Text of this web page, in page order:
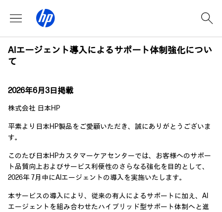
AIエージェント導入によるサポート体制強化につい
て
2026年6月3日掲載
株式会社 日本HP
平素より日本HP製品をご愛顧いただき、誠にありがとうございま
す。
このたび日本HPカスタマーケアセンターでは、お客様へのサポー
ト品質向上およびサービス利便性のさらなる強化を目的として、
2026年 7月中にAIエージェントの導入を実施いたします。
本サービスの導入により、従来の有人によるサポートに加え、AI
エージェントを組み合わせたハイブリッド型サポート体制へと進